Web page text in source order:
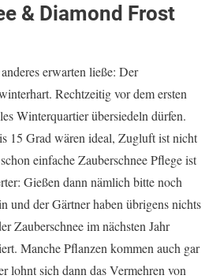
& Diamond Frost
erwarten ließe: Der
Rechtzeitig vor dem ersten
Winterquartier übersiedeln dürfen.
15 Grad wären ideal, Zugluft ist nicht
einfache Zauberschnee Pflege ist
Gießen dann nämlich bitte noch
und der Gärtner haben übrigens nichts
Zauberschnee im nächsten Jahr
Manche Pflanzen kommen auch gar
lohnt sich dann das Vermehren von